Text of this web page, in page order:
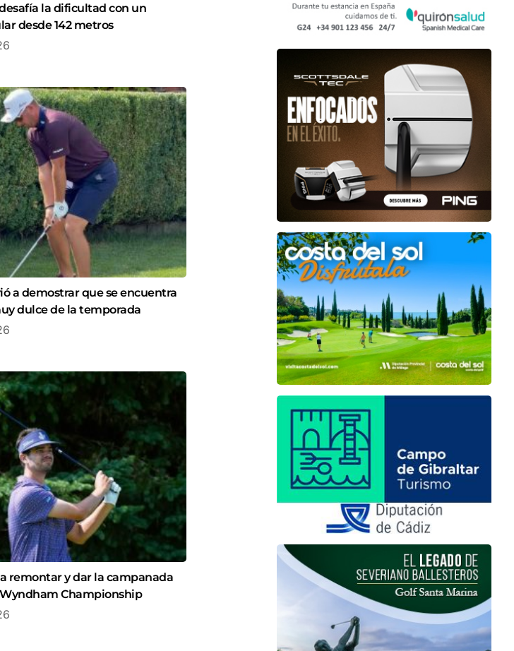
la dificultad con un
desde 142 metros
a demostrar que se encuentra
dulce de la temporada
remontar y dar la campanada
Championship